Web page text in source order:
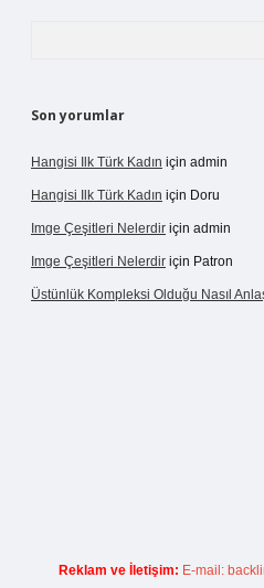
Son yorumlar
Hangisi Ilk Türk Kadın için admin
Hangisi Ilk Türk Kadın için Doru
Imge Çeşitleri Nelerdir için admin
Imge Çeşitleri Nelerdir için Patron
Üstünlük Kompleksi Olduğu Nasıl
Reklam ve İletişim: E-mail: